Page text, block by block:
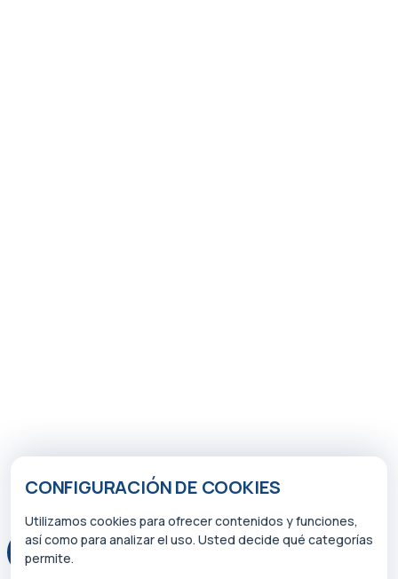
CONFIGURACIÓN DE COOKIES
Utilizamos cookies para ofrecer contenidos y funciones,
así como para analizar el uso. Usted decide qué categorías
permite.